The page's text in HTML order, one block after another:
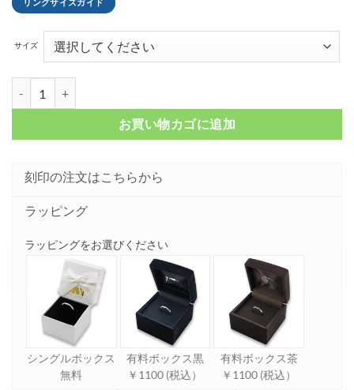
リングサイズガイド
サイズ
お買い物カゴに追加
刻印の注文はこちらから
ラッピング
ラッピングをお選びください
シングルボックス
無料
有料ボックス黒
￥1100 (税込）
有料ボックス茶
￥1100 (税込）